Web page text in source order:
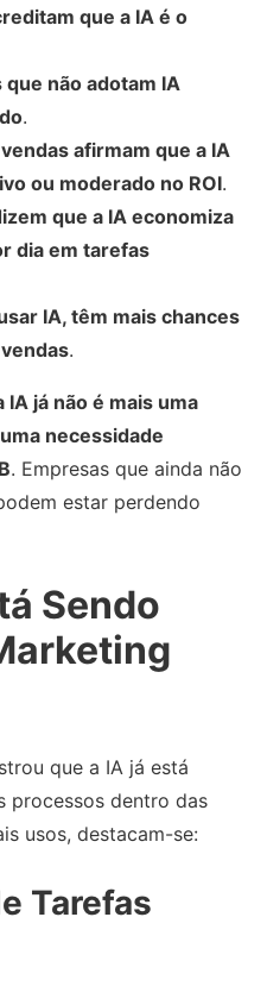
que a IA é o
não adotam IA
.
afirmam que a IA
ou moderado no ROI.
que a IA economiza
dia em tarefas
IA, têm mais chances
.
IA já não é mais uma
necessidade
. Empresas que ainda não
estar perdendo
Sendo
que a IA já está
processos dentro das
usos, destacam-se:
Tarefas